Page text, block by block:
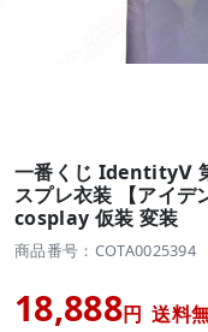
一番くじ IdentityⅤ
スプレ衣装 【アイデ
cosplay 仮装 変装
商品番号：COTA0025394
18,888円 送料